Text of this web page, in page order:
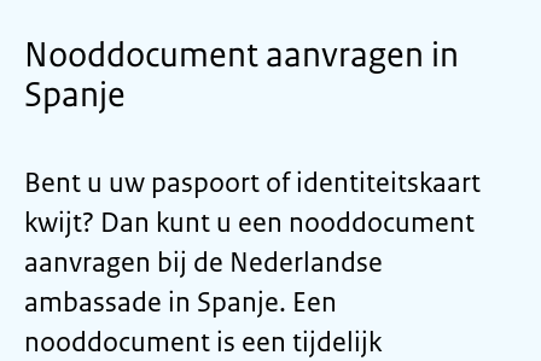
Nooddocument aanvragen in
Spanje
Bent u uw paspoort of identiteitskaart
kwijt? Dan kunt u een nooddocument
aanvragen bij de Nederlandse
ambassade in Spanje. Een
nooddocument is een tijdelijk